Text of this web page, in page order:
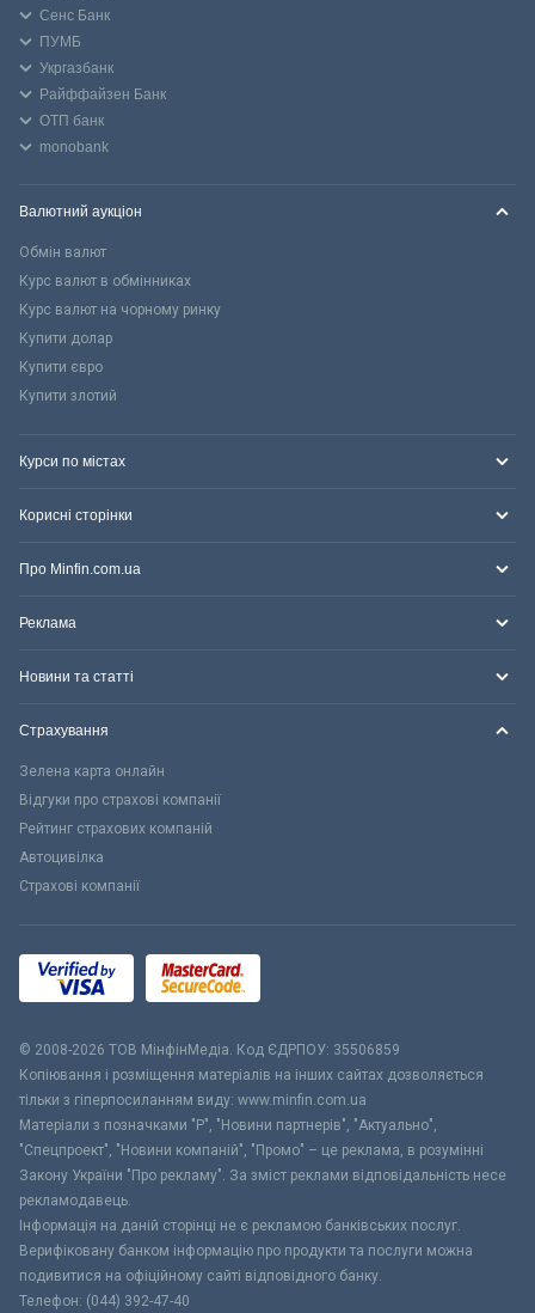
Сенс Банк
ПУМБ
Укргазбанк
Райффайзен Банк
ОТП банк
monobank
Валютний аукціон
Обмін валют
Курс валют в обмінниках
Курс валют на чорному ринку
Купити долар
Купити євро
Купити злотий
Курси по містах
Корисні сторінки
Про Minfin.com.ua
Реклама
Новини та статті
Страхування
Зелена карта онлайн
Відгуки про страхові компанії
Рейтинг страхових компаній
Автоцивілка
Страхові компанії
© 2008-2026 ТОВ МiнфiнМедiа. Код ЄДРПОУ: 35506859
Копіювання і розміщення матеріалів на інших сайтах дозволяється
тільки з гіперпосиланням виду: www.minfin.com.ua
Матеріали з позначками "Р", "Новини партнерів", "Актуально",
"Спецпроект", "Новини компаній", "Промо" – це реклама, в розумінні
Закону України "Про рекламу". За зміст реклами відповідальність несе
рекламодавець.
Інформація на даній сторінці не є рекламою банківських послуг.
Верифіковану банком інформацію про продукти та послуги можна
подивитися на офіційному сайті відповідного банку.
Телефон: (044) 392-47-40